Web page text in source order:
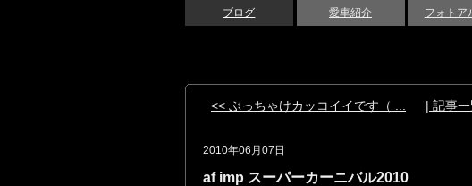
ブログ 愛車紹介 フォトア
<< ぶっちゃけカッコイイです（ ... | 記事
2010年06月07日
af imp スーパーカーニバル2010